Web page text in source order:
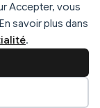
Accepter, vous
savoir plus dans
.
réservés. |